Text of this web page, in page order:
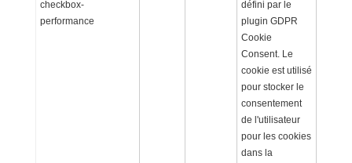
checkbox-
performance
défini par le
plugin GDPR
Cookie
Consent. Le
cookie est utilisé
pour stocker le
consentement
de l'utilisateur
pour les cookies
dans la